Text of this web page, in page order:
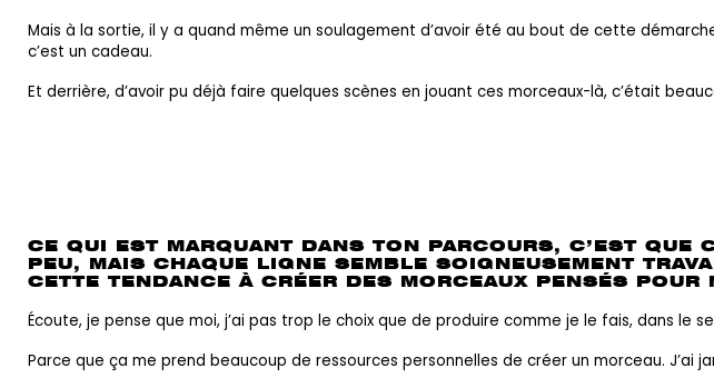
Mais à la sortie, il y a quand même un soulagement d’avoir été au bout de cette
c’est un cadeau.
Et derrière, d’avoir pu déjà faire quelques scènes en jouant ces morceaux-là, c’était
CE QUI EST MARQUANT DANS TON PARCOURS, C’EST
PEU, MAIS CHAQUE LIGNE SEMBLE SOIGNEUSEMENT
CETTE TENDANCE À CRÉER DES MORCEAUX PENSÉS POUR
Écoute, je pense que moi, j’ai pas trop le choix que de produire comme je le fais, dans
Parce que ça me prend beaucoup de ressources personnelles de créer un morceau. J’ai